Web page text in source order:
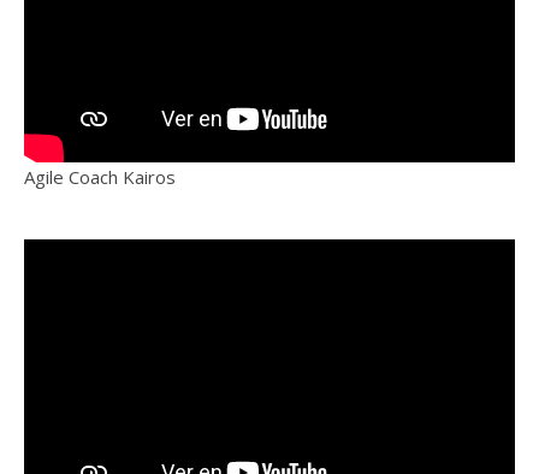
Agile Coach Kairos